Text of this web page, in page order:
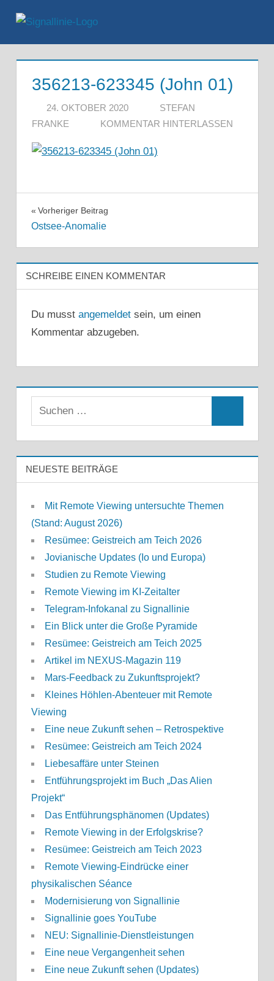
Inhalt
springen
356213-623345 (John 01)
24. OKTOBER 2020
STEFAN
FRANKE
KOMMENTAR HINTERLASSEN
Beitragsnavigation
Vorheriger Beitrag
Ostsee-Anomalie
SCHREIBE EINEN KOMMENTAR
Du musst angemeldetsein, um einen
Kommentar abzugeben.
NEUESTE BEITRÄGE
Mit Remote Viewing untersuchte Themen
(Stand: August 2026)
Resümee: Geistreich am Teich 2026
Jovianische Updates (Io und Europa)
Studien zu Remote Viewing
Remote Viewing im KI-Zeitalter
Telegram-Infokanal zu Signallinie
Ein Blick unter die Große Pyramide
Resümee: Geistreich am Teich 2025
Artikel im NEXUS-Magazin 119
Mars-Feedback zu Zukunftsprojekt?
Kleines Höhlen-Abenteuer mit Remote
Viewing
Eine neue Zukunft sehen – Retrospektive
Resümee: Geistreich am Teich 2024
Liebesaffäre unter Steinen
Entführungsprojekt im Buch „Das Alien
Projekt“
Das Entführungsphänomen (Updates)
Remote Viewing in der Erfolgskrise?
Resümee: Geistreich am Teich 2023
Remote Viewing-Eindrücke einer
physikalischen Séance
Modernisierung von Signallinie
Signallinie goes YouTube
NEU: Signallinie-Dienstleistungen
Eine neue Vergangenheit sehen
Eine neue Zukunft sehen (Updates)